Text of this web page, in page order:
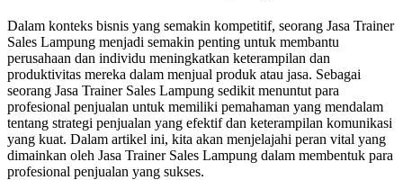
Dalam konteks bisnis yang semakin kompetitif, seorang Jasa Trainer
Sales Lampung menjadi semakin penting untuk membantu
perusahaan dan individu meningkatkan keterampilan dan
produktivitas mereka dalam menjual produk atau jasa. Sebagai
seorang Jasa Trainer Sales Lampung sedikit menuntut para
profesional penjualan untuk memiliki pemahaman yang mendalam
tentang strategi penjualan yang efektif dan keterampilan komunikasi
yang kuat. Dalam artikel ini, kita akan menjelajahi peran vital yang
dimainkan oleh Jasa Trainer Sales Lampung dalam membentuk para
profesional penjualan yang sukses.